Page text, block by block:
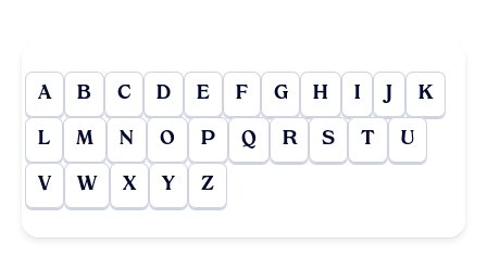
A B C D E F G H I J K
L M N O P Q R S T U
V W X Y Z